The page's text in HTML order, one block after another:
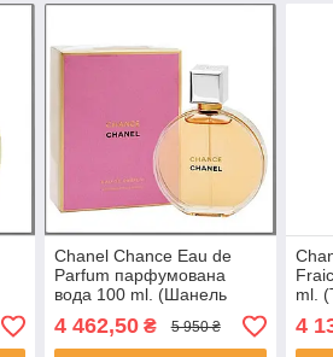
Chanel Chance Eau de
Parfum парфумована
вода 100 ml. (Шанель
Шанс Еау де Парфум)
4 462,50₴ 5 950 ₴
ml.
4